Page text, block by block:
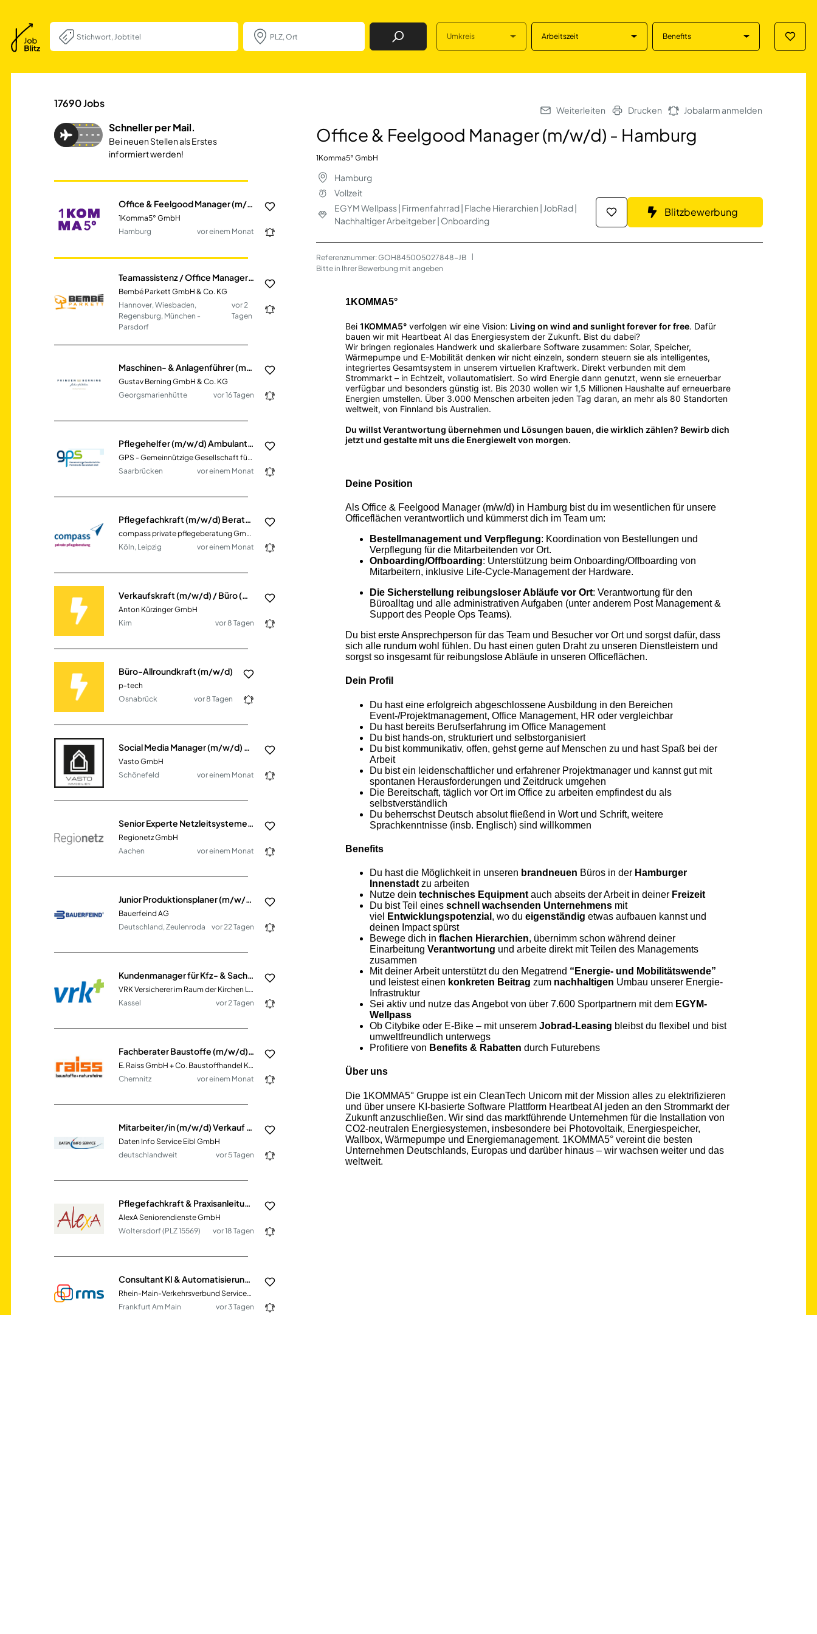
Job Finden Umkreis Arbeitszeit Benefits
Office & Feelgood Manager (m/w/d) - Hamburg in
17690Jobs
Schneller per Mail.
Bei neuen Stellen als Erstes
informiert werden!
Office & Feelgood Manager (m/w/d) - Hamburg
1Komma5° GmbH
Hamburg
vor einem Monat
Teamassistenz / Office Manager (m/w/d) - Vollzeit / Teilzeit
Bembé Parkett GmbH & Co. KG
Hannover, Wiesbaden,
Regensburg, München -
Parsdorf
vor 2
Tagen
Maschinen- & Anlagenführer (m/w/d) im Lebensmittelbereich
Gustav Berning GmbH & Co. KG
Georgsmarienhütte
vor 16 Tagen
GPS - Gemeinnützige Gesellschaft für Paritätische Sozialarbeit mbH
Saarbrücken
vor einem Monat
compass private pflegeberatung GmbH
Köln, Leipzig
vor einem Monat
Verkaufskraft (m/w/d) / Büro (m/w/d)
Anton Kürzinger GmbH
Kirn
vor 8 Tagen
Büro-Allroundkraft (m/w/d)
p-tech
Osnabrück
vor 8 Tagen
Vasto GmbH
Schönefeld
vor einem Monat
Regionetz GmbH
Aachen
vor einem Monat
Junior Produktionsplaner (m/w/d) - Disposition & Fertigungssteuerung
Bauerfeind AG
Deutschland, Zeulenroda
vor 22 Tagen
Kundenmanager für Kfz- & Sachversicherung (m/w/d)
VRK Versicherer im Raum der Kirchen Lebensversicherung AG
Kassel
vor 2 Tagen
E. Raiss GmbH + Co. Baustoffhandel KG
Chemnitz
vor einem Monat
Daten Info Service Eibl GmbH
deutschlandweit
vor 5 Tagen
Pflegefachkraft & Praxisanleitung (m/w/d)
AlexA Seniorendienste GmbH
Woltersdorf (PLZ 15569)
vor 18 Tagen
Consultant KI & Automatisierung (m/w/d)
Rhein-Main-Verkehrsverbund Servicegesellschaft mbH
Frankfurt Am Main
vor 3 Tagen
Weiterleiten Drucken Jobalarm anmelden
Office & Feelgood Manager (m/w/d) - Hamburg
1Komma5° GmbH
Hamburg
Vollzeit
EGYM Wellpass | Firmenfahrrad | Flache Hierarchien | JobRad |
Nachhaltiger Arbeitgeber | Onboarding
Blitzbewerbung
Referenznummer: GOH845005027848-JB
Bitte in Ihrer Bewerbung mit angeben